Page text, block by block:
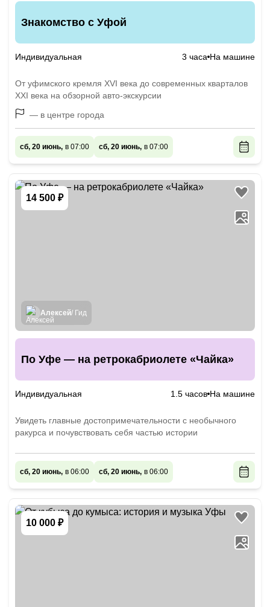
Знакомство с Уфой
Индивидуальная 3 часа На машине
От уфимского кремля XVI века до современных кварталов
XXI века на обзорной авто-экскурсии
— в центре города
сб, 20 июнь, в 07:00 сб, 20 июнь, в 07:00
14 500 ₽
Алексей/ Гид
По Уфе — на ретрокабриолете «Чайка»
Индивидуальная 1.5 часов На машине
Увидеть главные достопримечательности с необычного
ракурса и почувствовать себя частью истории
сб, 20 июнь, в 06:00 сб, 20 июнь, в 06:00
10 000 ₽